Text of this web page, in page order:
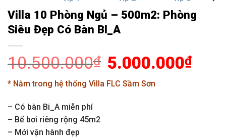
Villa 10 Phòng Ngủ – 500m2: Phòng
Siêu Đẹp Có Bàn BI_A
10.500.000₫ Giá
gốc
là:
5.000.000₫Giá
* Nằm trong hệ thống Villa FLC Sầm Sơn
– Có bàn Bi_A miễn phí
– Bể bơi riêng rộng 45m2
– Mới vận hành đẹp